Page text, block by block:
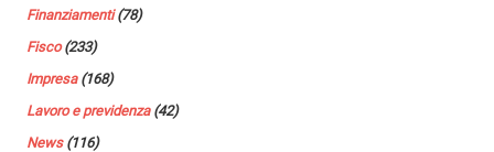
Finanziamenti(78)
Fisco(233)
Impresa(168)
Lavoro e previdenza(42)
News(116)